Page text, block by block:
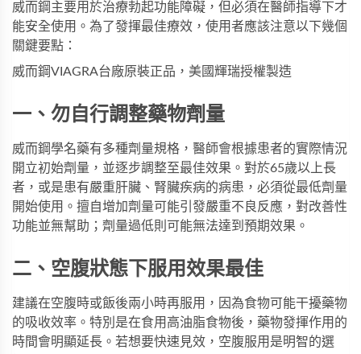
威而鋼主要用於治療勃起功能障礙，但必須在醫師指導下才
能安全使用。為了發揮最佳療效，使用者應該注意以下幾個
關鍵要點：
威而鋼VIAGRA台廠原裝正品，美國輝瑞授權製造
一、勿自行調整藥物劑量
威而鋼學名藥有多種劑量規格，醫師會根據患者的實際情況
開立初始劑量，並逐步調整至最佳效果。對於65歲以上長
者，或是患有嚴重肝臟、腎臟疾病的病患，必須從最低劑量
開始使用。擅自增加劑量可能引發嚴重不良反應，對改善性
功能並無幫助；劑量過低則可能無法達到預期效果。
二、空腹狀態下服用效果最佳
建議在空腹時或飯後兩小時再服用，因為食物可能干擾藥物
的吸收效率。特別是在食用高油脂食物後，藥物發揮作用的
時間會明顯延長。若想要快速見效，空腹服用是明智的選